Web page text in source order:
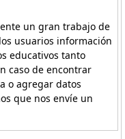
un gran trabajo de
usuarios información
educativos tanto
caso de encontrar
o agregar datos
que nos envíe un